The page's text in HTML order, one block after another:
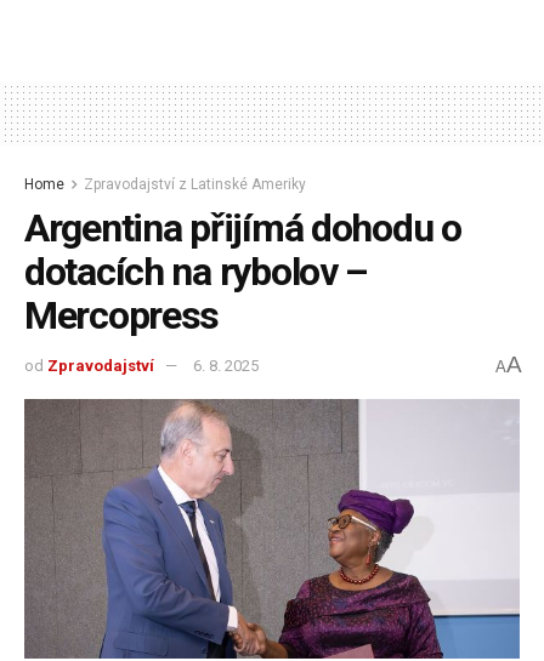
Home Zpravodajství z Latinské Ameriky
Argentina přijímá dohodu o
dotacích na rybolov –
Mercopress
od Zpravodajství 6. 8. 2025 AA